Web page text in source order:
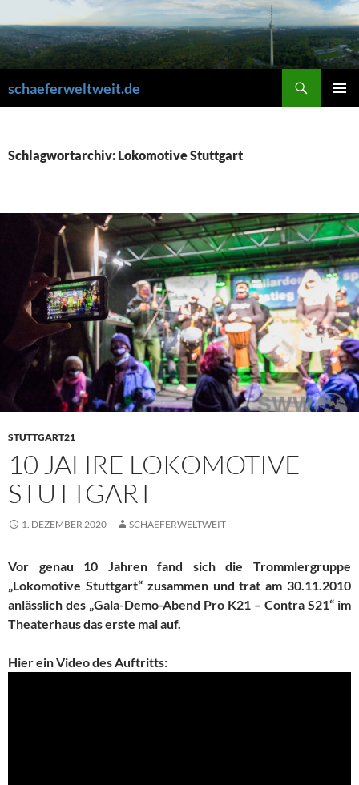
Inhalt
springen
schaeferweltweit.de
Schlagwortarchiv: Lokomotive Stuttgart
STUTTGART21
10 JAHRE LOKOMOTIVE
STUTTGART
1. DEZEMBER 2020 SCHAEFERWELTWEIT
Vor genau 10 Jahren fand sich die Trommlergruppe
„Lokomotive Stuttgart“ zusammen und trat am 30.11.2010
anlässlich des „Gala-Demo-Abend Pro K21 – Contra S21“ im
Theaterhaus das erste mal auf.
Hier ein Video des Auftritts: